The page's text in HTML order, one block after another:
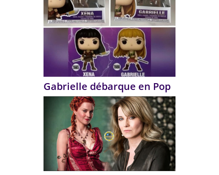
Gabrielle débarque en Pop